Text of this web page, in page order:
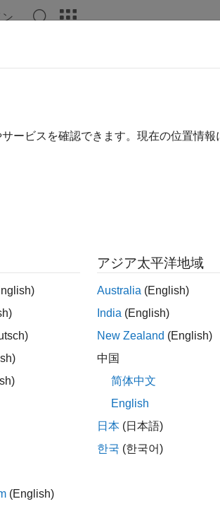
は、コンポーネントの変数、パラメータ
、ドメインのアクロス変数、パラメータ
方程式は対応するドメイン タイプのノ
Defining Component Equations
では、
Equations
では、ドメインの方程式
and warnings
equations and in member declarations of
き方程式、代入、注釈、および条件セク
ービスを確認できます。現在の位置情報
(English)
アジア太平洋地域
Australia (English)
India (English)
New Zealand (English)
中国
简体中文
English
日本 (日本語)
한국 (한국어)